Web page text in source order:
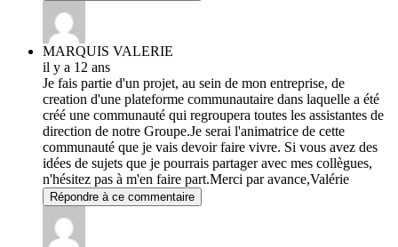
MARQUIS VALERIE
il y a 12 ans
Je fais partie d'un projet, au sein de mon entreprise, de
creation d'une plateforme communautaire dans laquelle a été
créé une communauté qui regroupera toutes les assistantes de
direction de notre Groupe.Je serai l'animatrice de cette
communauté que je vais devoir faire vivre. Si vous avez des
idées de sujets que je pourrais partager avec mes collègues,
n'hésitez pas à m'en faire part.Merci par avance,Valérie
Répondre à ce commentaire